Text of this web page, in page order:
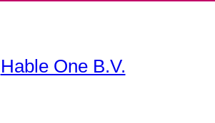
Hable One B.V.